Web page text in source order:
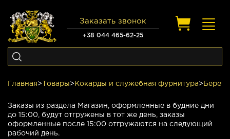
+38 044 465-62-25
Заказать звонок
Главная> Товары> Кокарды и служебная фурнитура>
Заказы из раздела Магазин, оформленные в будние дни
до 15:00, будут отгружены в тот же день, заказы
оформленные после 15:00 отгружаются на следующий
рабочий день.